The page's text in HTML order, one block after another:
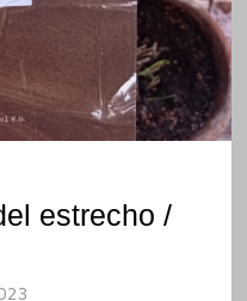
estrecho /